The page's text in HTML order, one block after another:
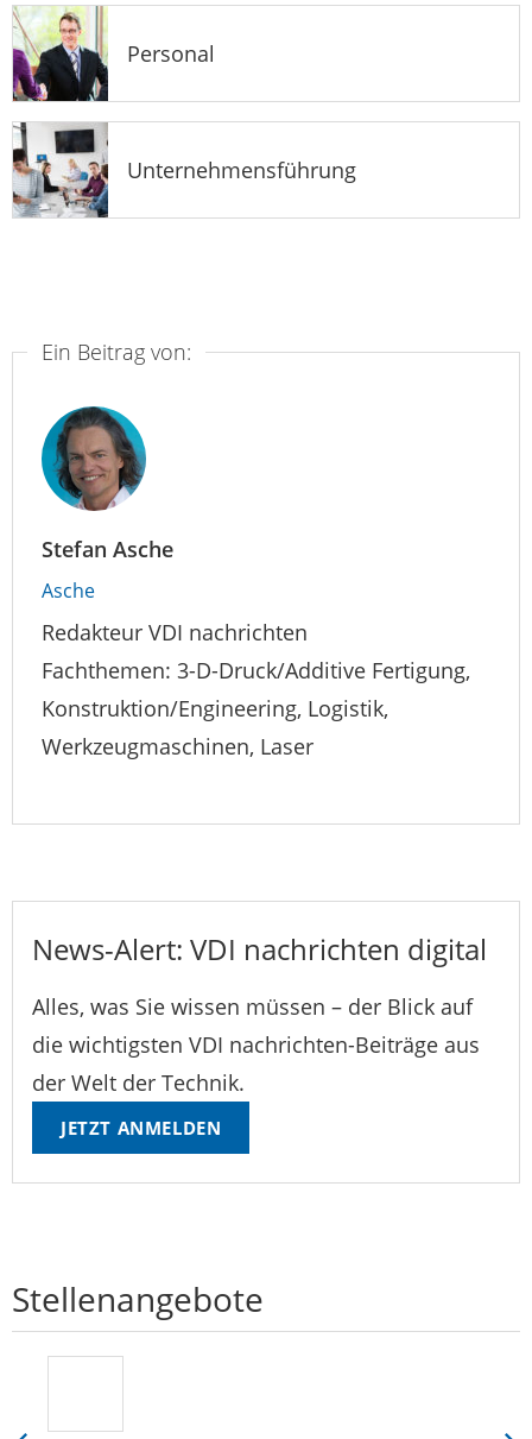
Personal
Unternehmensführung
Ein Beitrag von:
Stefan Asche
Asche
Redakteur VDI nachrichten
Fachthemen: 3-D-Druck/Additive Fertigung,
Konstruktion/Engineering, Logistik,
Werkzeugmaschinen, Laser
News-Alert: VDI nachrichten digital
Alles, was Sie wissen müssen – der Blick auf
die wichtigsten VDI nachrichten-Beiträge aus
der Welt der Technik.
JETZT ANMELDEN
Stellenangebote